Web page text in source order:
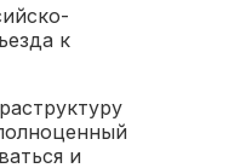
к
и